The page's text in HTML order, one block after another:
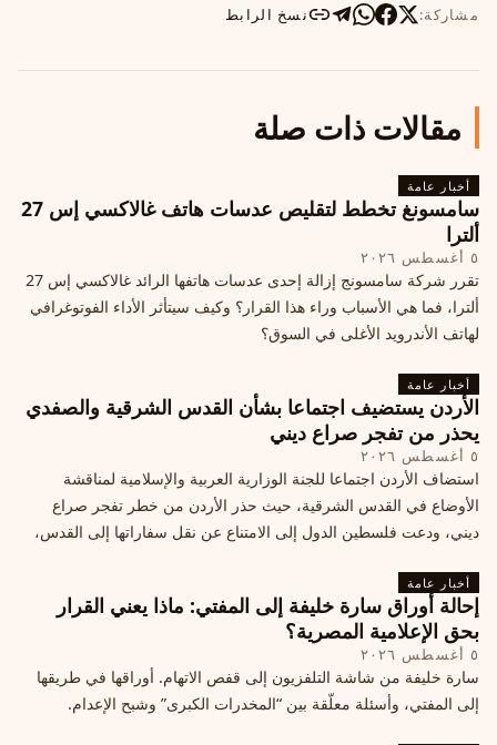
مشاركة: نسخ الرابط
مقالات ذات صلة
أخبار عامة
سامسونغ تخطط لتقليص عدسات هاتف غالاكسي إس 27
ألترا
٥ أغسطس ٢٠٢٦
تقرر شركة سامسونج إزالة إحدى عدسات هاتفها الرائد غالاكسي إس 27
ألترا، فما هي الأسباب وراء هذا القرار؟ وكيف سيتأثر الأداء الفوتوغرافي
لهاتف الأندرويد الأغلى في السوق؟
أخبار عامة
الأردن يستضيف اجتماعا بشأن القدس الشرقية والصفدي
يحذر من تفجر صراع ديني
٥ أغسطس ٢٠٢٦
استضاف الأردن اجتماعا للجنة الوزارية العربية والإسلامية لمناقشة
الأوضاع في القدس الشرقية، حيث حذر الأردن من خطر تفجر صراع
ديني، ودعت فلسطين الدول إلى الامتناع عن نقل سفاراتها إلى القدس،
أخبار عامة
إحالة أوراق سارة خليفة إلى المفتي: ماذا يعني القرار
بحق الإعلامية المصرية؟
٥ أغسطس ٢٠٢٦
سارة خليفة من شاشة التلفزيون إلى قفص الاتهام. أوراقها في طريقها
إلى المفتي، وأسئلة معلّقة بين “المخدرات الكبرى” وشبح الإعدام.